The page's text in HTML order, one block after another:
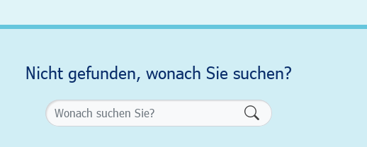
Nicht gefunden, wonach Sie suchen?
Formularschaltfläche